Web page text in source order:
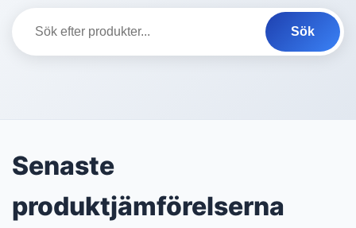
Sök
Senaste
produktjämförelserna